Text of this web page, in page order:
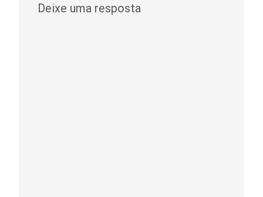
Deixe uma resposta